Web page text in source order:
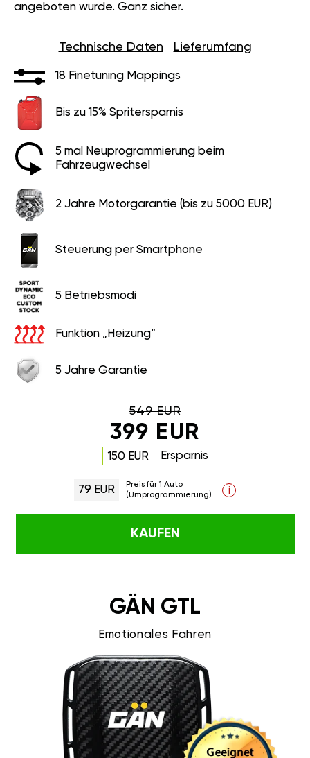
angeboten wurde. Ganz sicher.
Technische Daten Lieferumfang
18 Finetuning Mappings
Bis zu 15% Spritersparnis
5 mal Neuprogrammierung beim
Fahrzeugwechsel
2 Jahre Motorgarantie (bis zu 5000 EUR)
Steuerung per Smartphone
5 Betriebsmodi
Funktion „Heizung“
5 Jahre Garantie
549 EUR
399 EUR
150 EUR Ersparnis
79 EUR
Preis für 1 Auto
(Umprogrammierung)
i
KAUFEN
GÄN GTL
Emotionales Fahren